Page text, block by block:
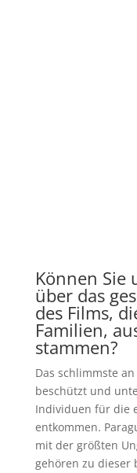
Können Sie
über das
des Films,
Familien,
stammen?
Das schlimmste
beschützt und
Individuen für die
entkommen.
mit der größten
gehören zu dieser